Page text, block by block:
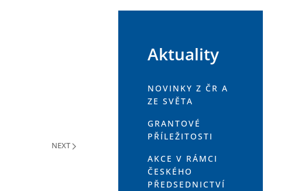
NEXT
Aktuality
NOVINKY Z ČR A
ZE SVĚTA
GRANTOVÉ
PŘÍLEŽITOSTI
AKCE V RÁMCI
ČESKÉHO
PŘEDSEDNICTVÍ